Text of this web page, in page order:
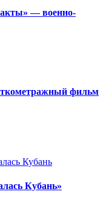
— военно-
фильм
Кубань»